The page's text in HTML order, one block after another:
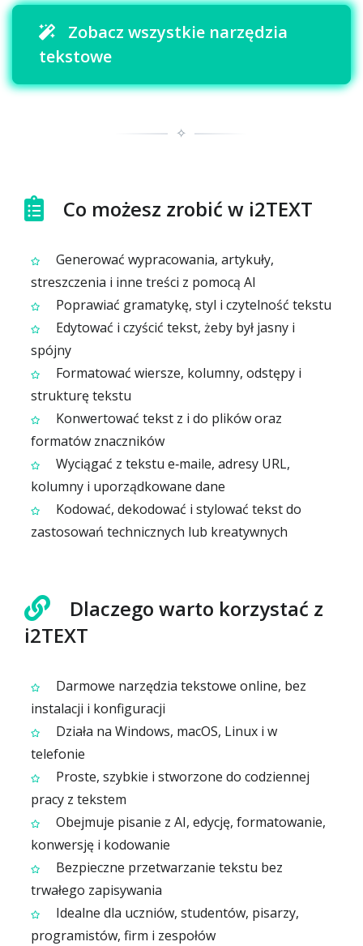
Zobacz wszystkie narzędzia
tekstowe
✧
Co możesz zrobić w i2TEXT
Generować wypracowania, artykuły,
streszczenia i inne treści z pomocą AI
Poprawiać gramatykę, styl i czytelność tekstu
Edytować i czyścić tekst, żeby był jasny i
spójny
Formatować wiersze, kolumny, odstępy i
strukturę tekstu
Konwertować tekst z i do plików oraz
formatów znaczników
Wyciągać z tekstu e‑maile, adresy URL,
kolumny i uporządkowane dane
Kodować, dekodować i stylować tekst do
zastosowań technicznych lub kreatywnych
Dlaczego warto korzystać z
i2TEXT
Darmowe narzędzia tekstowe online, bez
instalacji i konfiguracji
Działa na Windows, macOS, Linux i w
telefonie
Proste, szybkie i stworzone do codziennej
pracy z tekstem
Obejmuje pisanie z AI, edycję, formatowanie,
konwersję i kodowanie
Bezpieczne przetwarzanie tekstu bez
trwałego zapisywania
Idealne dla uczniów, studentów, pisarzy,
programistów, firm i zespołów